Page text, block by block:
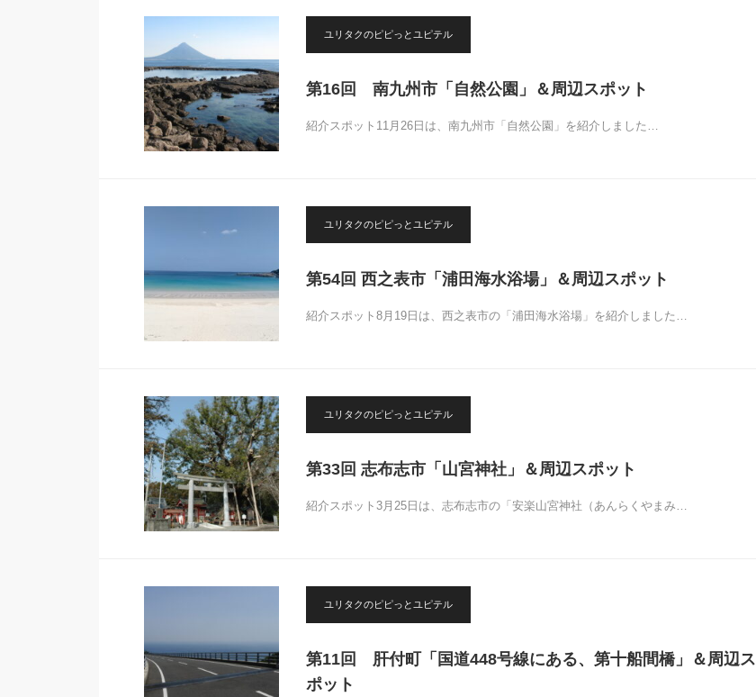
ユリタクのピピっとユピテル
第16回 南九州市「自然公園」＆周辺スポット
紹介スポット11月26日は、南九州市「自然公園」を紹介しました…
ユリタクのピピっとユピテル
第54回 西之表市「浦田海水浴場」＆周辺スポット
紹介スポット8月19日は、西之表市の「浦田海水浴場」を紹介しました…
ユリタクのピピっとユピテル
第33回 志布志市「山宮神社」＆周辺スポット
紹介スポット3月25日は、志布志市の「安楽山宮神社（あんらくやまみ…
ユリタクのピピっとユピテル
第11回 肝付町「国道448号線にある、第十船間橋」＆周辺ス
ポット